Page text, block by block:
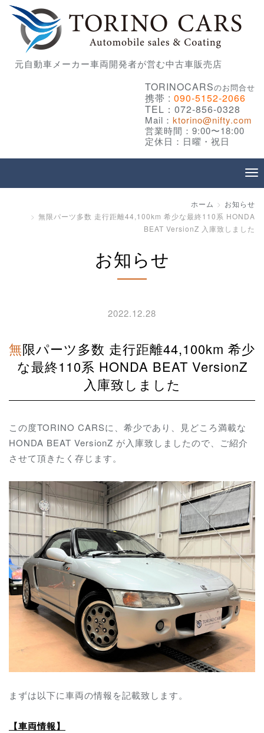
元自動車メーカー車両開発者が営む中古車販売店
TORINOCARSのお問合せ
携帯 : 090-5152-2066
TEL：072-856-0328
Mail： ktorino@nifty.com
営業時間：9:00〜18:00
定休日：日曜・祝日
ホーム
お知らせ
無限パーツ多数 走行距離44,100km 希少な最終110系 HONDA
BEAT VersionZ 入庫致しました
お知らせ
2022.12.28
無限パーツ多数 走行距離44,100km 希少
な最終110系 HONDA BEAT VersionZ
入庫致しました
この度TORINO CARSに、希少であり、見どころ満載な
HONDA BEAT VersionZ が入庫致しましたので、ご紹介
させて頂きたく存じます。
まずは以下に車両の情報を記載致します。
【車両情報】